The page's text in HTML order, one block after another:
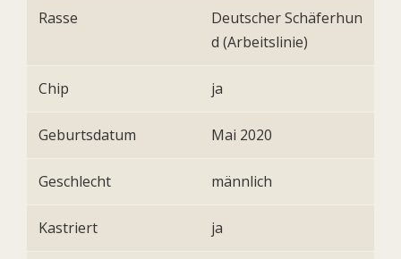
Rasse
Deutscher Schäferhun
d (Arbeitslinie)
Chip ja
Geburtsdatum Mai 2020
Geschlecht männlich
Kastriert ja